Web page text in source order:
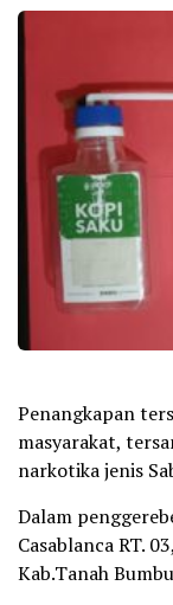
Penangkapan
masyarakat,
narkotika jenis
Dalam
Casablanca RT.
Kab.Tanah